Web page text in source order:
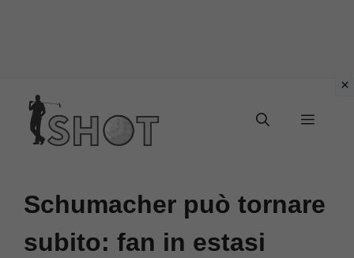
contenuto
Menu
Schumacher può tornare
subito: fan in estasi